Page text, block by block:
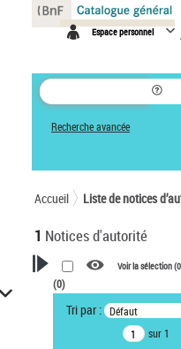
Espace personnel
Recherche avancée
Accueil Liste de notices
1 Notices d'autorité
VOTRE RECHERCHE
Recherche avancée
notices d’autorité
Voir la sélection (0
(0)
Tri par : Défaut
sur 1
Panneau de gestion des cookies